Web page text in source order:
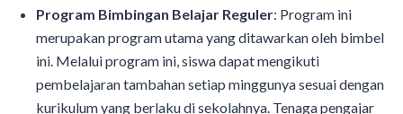
Program Bimbingan Belajar Reguler: Program ini
merupakan program utama yang ditawarkan oleh bimbel
ini. Melalui program ini, siswa dapat mengikuti
pembelajaran tambahan setiap minggunya sesuai dengan
kurikulum yang berlaku di sekolahnya. Tenaga pengajar